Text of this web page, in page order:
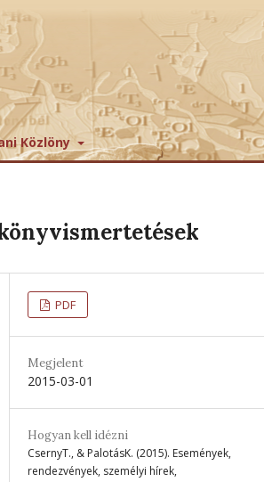
Közlöny
PDF
Megjelent
2015-03-01
Hogyan kell idézni
CsernyT., & PalotásK. (2015). Események,
rendezvények, személyi hírek,